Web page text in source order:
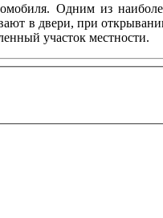
Одним из
в двери, при
участок местности.